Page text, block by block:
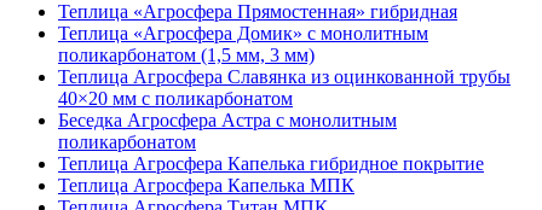
Теплица «Агросфера Прямостенная» гибридная
Теплица «Агросфера Домик» с монолитным
поликарбонатом (1,5 мм, 3 мм)
Теплица Агросфера Славянка из оцинкованной трубы
40×20 мм с поликарбонатом
Беседка Агросфера Астра с монолитным
поликарбонатом
Теплица Агросфера Капелька гибридное покрытие
Теплица Агросфера Капелька МПК